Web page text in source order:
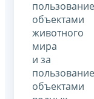
пользование
объектами
животного
мира
и за
пользование
объектами